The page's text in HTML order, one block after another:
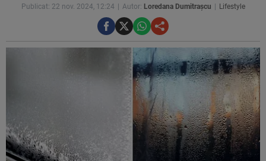
Publicat: 22 nov. 2024, 12:24 Autor: Loredana Dumitrașcu Lifestyle